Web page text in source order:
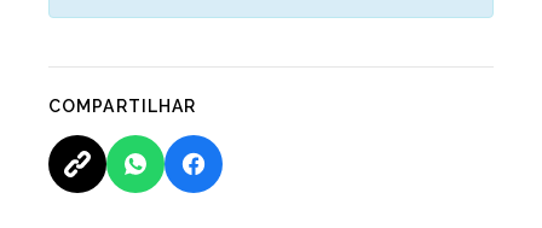
COMPARTILHAR